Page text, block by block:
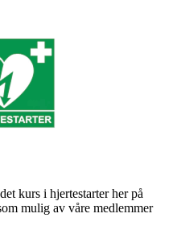
kurs i hjertestarter her på
mulig av våre medlemmer